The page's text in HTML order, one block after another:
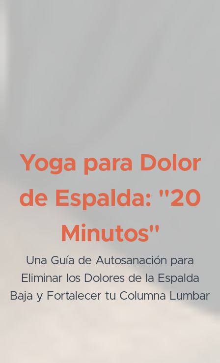
Yoga para Dolor
de Espalda: "20
Minutos"
Una Guía de Autosanación para
Eliminar los Dolores de la Espalda
Baja y Fortalecer tu Columna Lumbar